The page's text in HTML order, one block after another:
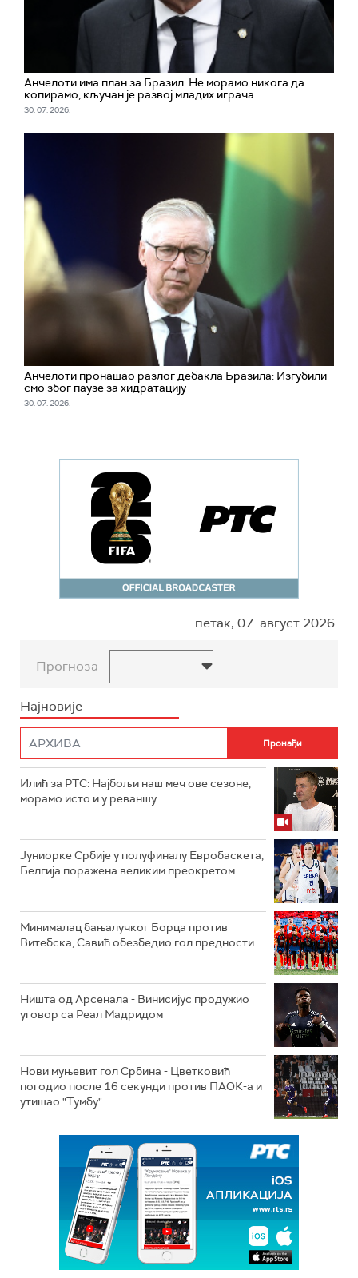
Aнчелоти има план за Бразил: Не морамо никога да
копирамо, кључан је развој младих играча
30. 07. 2026.
Анчелоти пронашао разлог дебакла Бразила: Изгубили
смо због паузе за хидратацију
30. 07. 2026.
петак, 07. август 2026.
Прогноза
Најновије
Илић за РТС: Најбољи наш меч ове сезоне,
морамо исто и у реваншу
Јуниорке Србије у полуфиналу Евробаскета,
Белгија поражена великим преокретом
Минималац бањалучког Борца против
Витебска, Савић обезбедио гол предности
Ништа од Арсенала - Винисијус продужио
уговор са Реал Мадридом
Нови муњевит гол Србина - Цветковић
погодио после 16 секунди против ПАОК-а и
утишао "Тумбу"